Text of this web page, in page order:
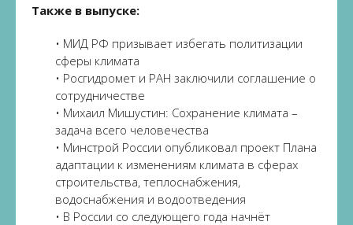
Также в выпуске:
• МИД РФ призывает избегать политизации
сферы климата
• Росгидромет и РАН заключили соглашение о
сотрудничестве
• Михаил Мишустин: Сохранение климата –
задача всего человечества
• Минстрой России опубликовал проект Плана
адаптации к изменениям климата в сферах
строительства, теплоснабжения,
водоснабжения и водоотведения
• В России со следующего года начнёт